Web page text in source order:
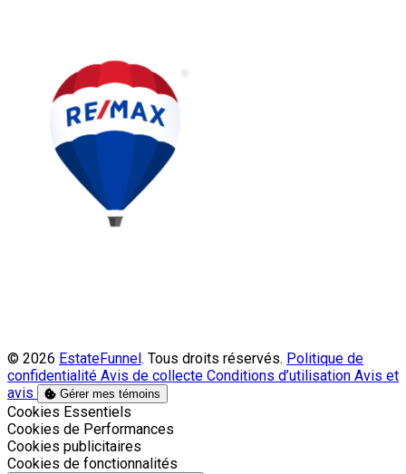
© 2026 EstateFunnel . Tous droits réservés. Politique de
confidentialité Avis de collecte Conditions d’utilisation Avis et
avis
Gérer mes témoins
Activer
Cookies Essentiels
Activer
Cookies de Performances
Activer
Cookies publicitaires
Activer
Cookies de fonctionnalités